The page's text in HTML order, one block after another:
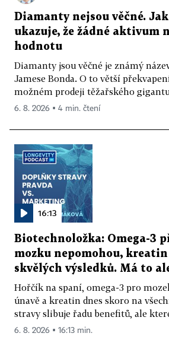
Diamanty nejsou věčné. Jak
ukazuje, že žádné aktivum
hodnotu
Diamanty jsou věčné je známý
Jamese Bonda. O to větší
možném prodeji těžařského
6. 8. 2026 ▪ 4 min. čtení
16:13
Biotechnoložka: Omega-3
mozku nepomohou,
skvělých výsledků. Má to
Hořčík na spaní, omega-3 pro
únavě a kreatin dnes skoro na
stravy slibuje řadu benefitů, ale
6. 8. 2026 ▪ 16:13 min.